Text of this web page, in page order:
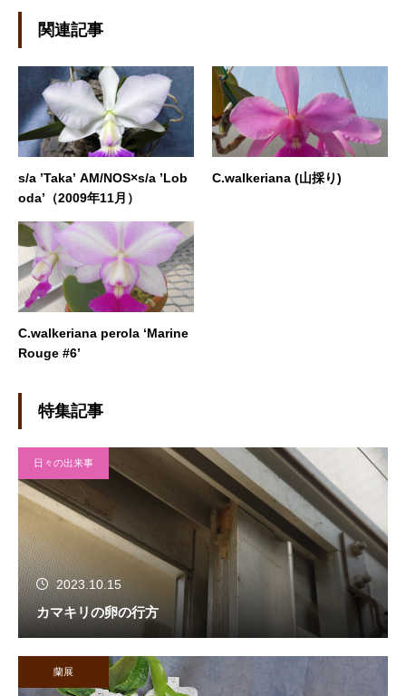
関連記事
s/a ’Taka’ AM/NOS×s/a ’Lob
oda’（2009年11月）
C.walkeriana (山採り)
C.walkeriana perola ‘Marine
Rouge #6’
特集記事
日々の出来事
2023.10.15
カマキリの卵の行方
蘭展